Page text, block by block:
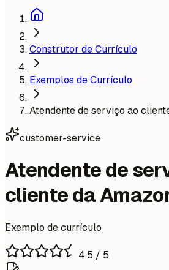
Construtor de Currículo
Exemplos de Currículo
Atendente de serviço ao
customer-service
Atendente de
cliente da
Exemplo de currículo
4.5 / 5